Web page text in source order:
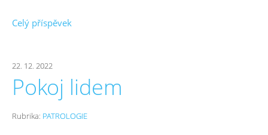
Celý příspěvek
22. 12. 2022
Pokoj lidem
Rubrika: PATROLOGIE